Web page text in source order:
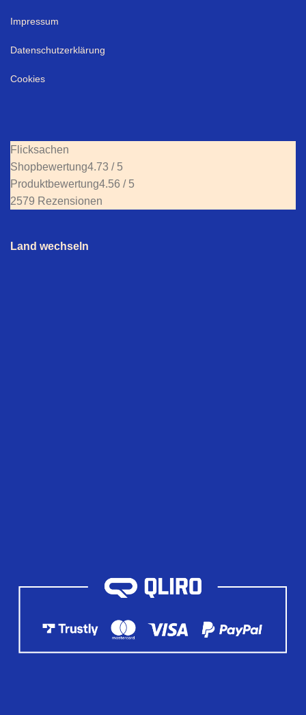
Impressum
Datenschutzerklärung
Cookies
Flicksachen
Shopbewertung4.73 / 5
Produktbewertung4.56 / 5
2579 Rezensionen
Land wechseln